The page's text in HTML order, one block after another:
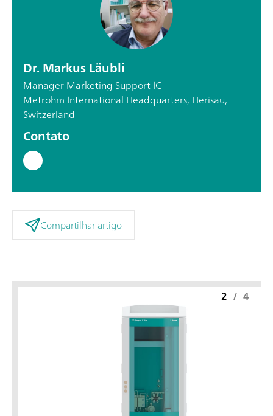
Dr. Markus Läubli
Manager Marketing Support IC
Metrohm International Headquarters, Herisau,
Switzerland
Contato
Compartilhar artigo
2 / 4